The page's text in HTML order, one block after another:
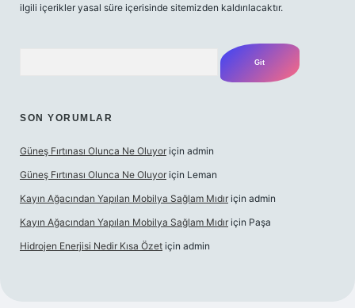
ilgili içerikler yasal süre içerisinde sitemizden kaldırılacaktır.
SON YORUMLAR
Güneş Fırtınası Olunca Ne Oluyor için admin
Güneş Fırtınası Olunca Ne Oluyor için Leman
Kayın Ağacından Yapılan Mobilya Sağlam Mıdır için admin
Kayın Ağacından Yapılan Mobilya Sağlam Mıdır için Paşa
Hidrojen Enerjisi Nedir Kısa Özet için admin